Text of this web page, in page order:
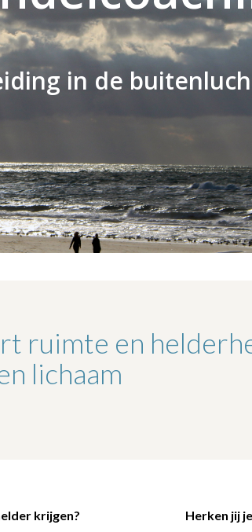
in de
ruimte en
lichaam
krijgen?
Herken jij